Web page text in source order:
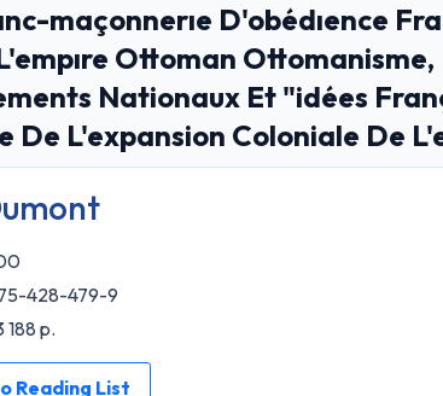
maçonnerıe D'obédıence
Ottoman Ottomanisme,
Nationaux Et "idées
De L'expansion Coloniale De
428-479-9
p.
Reading List